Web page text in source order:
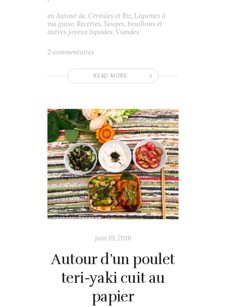
READ MORE
enAutour de, Céréales et Riz, Légumes à
ma guise, Recettes, Soupes, bouillons et
autres joyeux liquides, Viandes
2 commentaires
juin 19, 2016
Autour d’un poulet
teri-yaki cuit au
papier